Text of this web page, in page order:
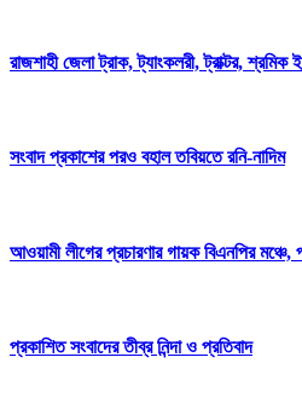
রাজশাহী জেলা ট্রাক, ট্যাংকলরী, ট্রাক্টর,
সংবাদ প্রকাশের পরও বহাল তবিয়তে রনি-নাদিম
আওয়ামী লীগের প্রচারণার গায়ক বিএনপির
প্রকাশিত সংবাদের তীব্র নিন্দা ও প্রতিবাদ